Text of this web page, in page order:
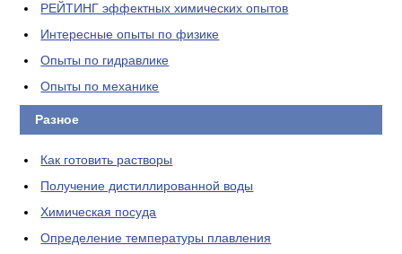
РЕЙТИНГ эффектных химических опытов
Интересные опыты по физике
Опыты по гидравлике
Опыты по механике
Разное
Как готовить растворы
Получение дистиллированной воды
Химическая посуда
Определение температуры плавления